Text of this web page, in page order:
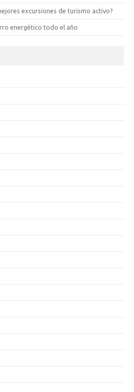
excursiones de turismo activo?
energético todo el año